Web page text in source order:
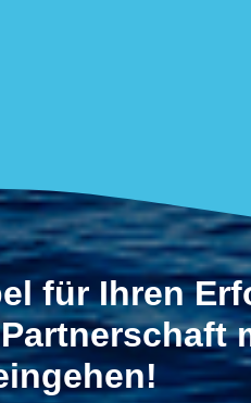
für Ihren